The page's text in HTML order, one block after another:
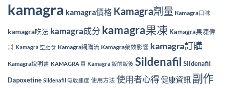
kamagra kamagra價格 Kamagra劑量 Kamagra口味
kamagra吃法 kamagra成分 kamagra果凍 Kamagra果凍偉
哥 Kamagra 空肚食 Kamagra網購流 Kamagra藥效影響 kamagra訂購
Kamagra說明書 KAMAGRA 買 Kamagra 飯前飯後 Sildenafil Sildenafil
Dapoxetine Sildenafil 吸收速度 使用方法 使用者心得健康資訊 副作